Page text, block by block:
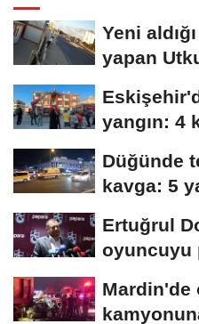
Yeni
yapan
yangın: 4
Düğünde
kavga: 5
Ertuğrul
oyuncuyu
Mardin'de